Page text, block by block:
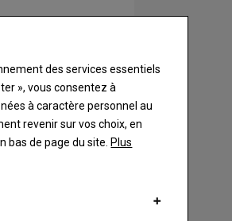
des services essentiels
», vous consentez à
à caractère personnel au
revenir sur vos choix, en
bas de page du site.Plus